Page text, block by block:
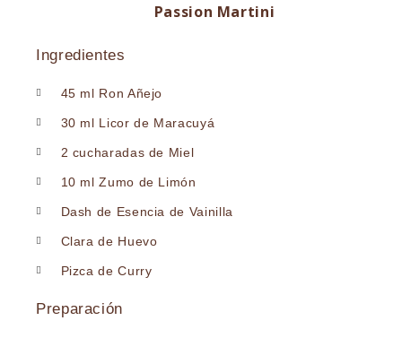
Passion Martini
Ingredientes
45 ml Ron Añejo
30 ml Licor de Maracuyá
2 cucharadas de Miel
10 ml Zumo de Limón
Dash de Esencia de Vainilla
Clara de Huevo
Pizca de Curry
Preparación